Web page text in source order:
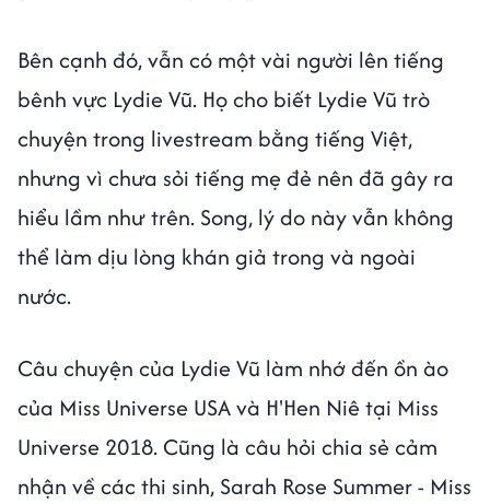
Bên cạnh đó, vẫn có một vài người lên tiếng
bênh vực Lydie Vũ. Họ cho biết Lydie Vũ trò
chuyện trong livestream bằng tiếng Việt,
nhưng vì chưa sỏi tiếng mẹ đẻ nên đã gây ra
hiểu lầm như trên. Song, lý do này vẫn không
thể làm dịu lòng khán giả trong và ngoài
nước.
Câu chuyện của Lydie Vũ làm nhớ đến ồn ào
của Miss Universe USA và H'Hen Niê tại Miss
Universe 2018. Cũng là câu hỏi chia sẻ cảm
nhận về các thi sinh, Sarah Rose Summer - Miss